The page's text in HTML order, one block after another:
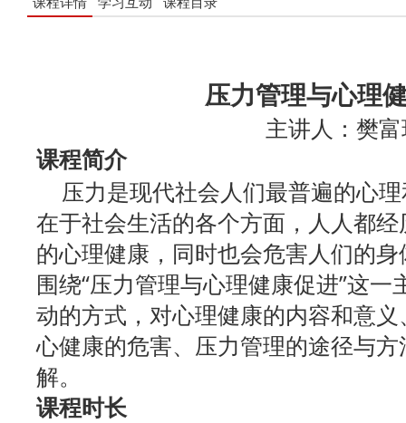
压力管理与心理
主讲人：樊
课程简介
压力是现代社会人们最普遍的心
在于社会生活的各个方面，人人都
的心理健康，同时也会危害人们的
围绕“压力管理与心理健康促进”这
动的方式，对心理健康的内容和意
心健康的危害、压力管理的途径与
解。
课程时长